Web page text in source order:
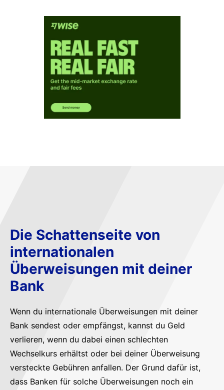
Die Schattenseite von
internationalen
Überweisungen mit deiner
Bank
Wenn du internationale Überweisungen mit deiner
Bank sendest oder empfängst, kannst du Geld
verlieren, wenn du dabei einen schlechten
Wechselkurs erhältst oder bei deiner Überweisung
versteckte Gebühren anfallen. Der Grund dafür ist,
dass Banken für solche Überweisungen noch ein